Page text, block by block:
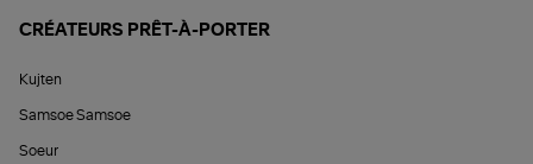
CRÉATEURS PRÊT-À-PORTER
Kujten
Samsoe Samsoe
Soeur